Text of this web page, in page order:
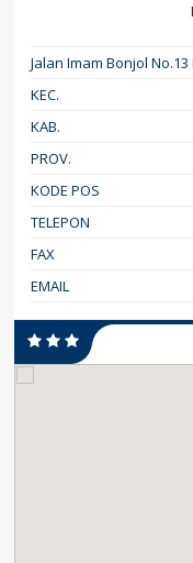
Jalan Imam Bonjol
KEC.
KAB.
PROV.
KODE POS
TELEPON
FAX
EMAIL